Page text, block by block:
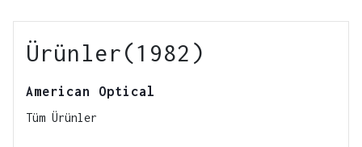
Ürünler(1982)
American Optical
Tüm Ürünler